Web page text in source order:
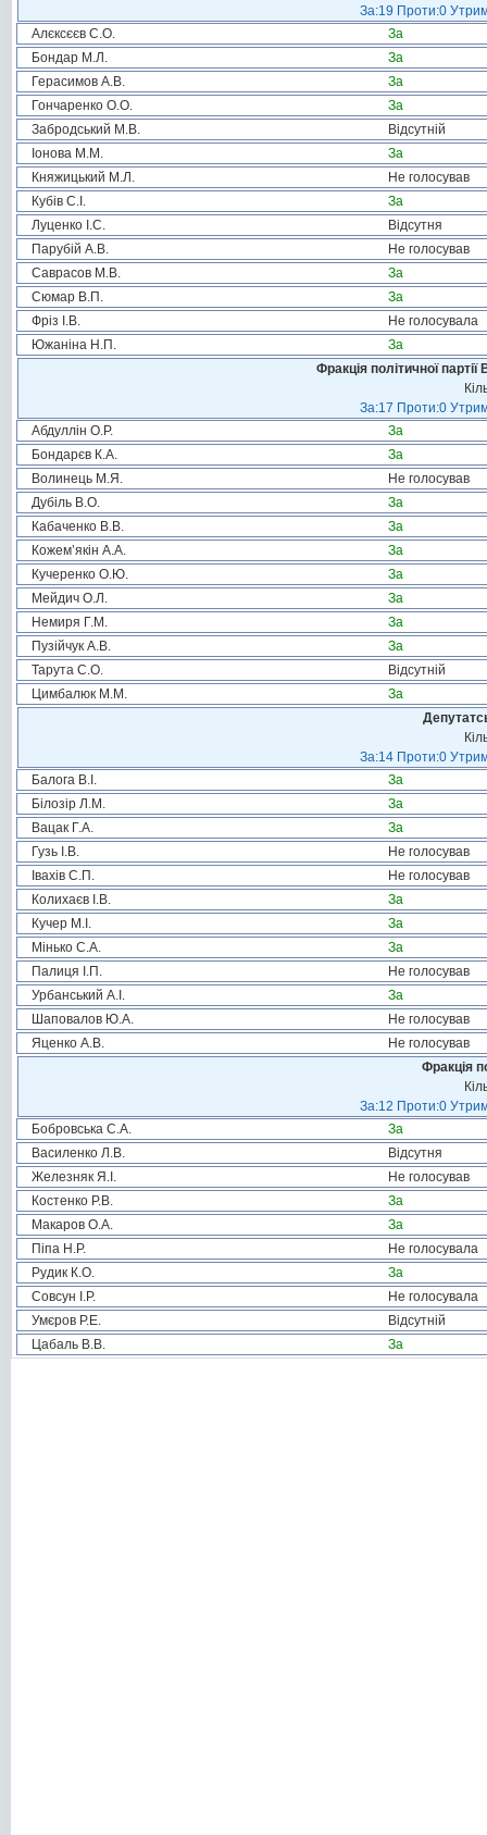
За:19 Проти:0
Алєксєєв С.О.
За
Бондар М.Л.
За
Герасимов А.В.
За
Гончаренко О.О.
За
Забродський М.В.
Відсутній
Іонова М.М.
За
Княжицький М.Л.
Не голосував
Кубів С.І.
За
Луценко І.С.
Відсутня
Парубій А.В.
Не голосував
Саврасов М.В.
За
Сюмар В.П.
За
Фріз І.В.
Не голосувала
Южаніна Н.П.
За
Фракція політичної
За:17 Проти:0
Абдуллін О.Р.
За
Бондарєв К.А.
За
Волинець М.Я.
Не голосував
Дубіль В.О.
За
Кабаченко В.В.
За
Кожем’якін А.А.
За
Кучеренко О.Ю.
За
Мейдич О.Л.
За
Немиря Г.М.
За
Пузійчук А.В.
За
Тарута С.О.
Відсутній
Цимбалюк М.М.
За
За:14 Проти:0
Балога В.І.
За
Білозір Л.М.
За
Вацак Г.А.
За
Гузь І.В.
Не голосував
Івахів С.П.
Не голосував
Колихаєв І.В.
За
Кучер М.І.
За
Мінько С.А.
За
Палиця І.П.
Не голосував
Урбанський А.І.
За
Шаповалов Ю.А.
Не голосував
Яценко А.В.
Не голосував
Фракція
За:12 Проти:0
Бобровська С.А.
За
Василенко Л.В.
Відсутня
Железняк Я.І.
Не голосував
Костенко Р.В.
За
Макаров О.А.
За
Піпа Н.Р.
Не голосувала
Рудик К.О.
За
Совсун І.Р.
Не голосувала
Умєров Р.Е.
Відсутній
Цабаль В.В.
За